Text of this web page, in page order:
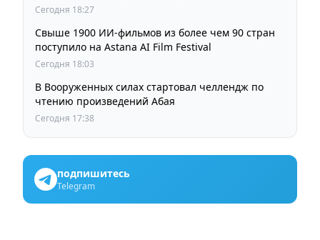
Сегодня 18:27
Свыше 1900 ИИ-фильмов из более чем 90 стран
поступило на Astana AI Film Festival
Сегодня 18:03
В Вооруженных силах стартовал челлендж по
чтению произведений Абая
Сегодня 17:38
подпишитесь
Telegram